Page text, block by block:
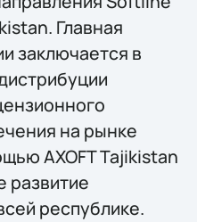
Главная
заключается в
на рынке
AXOFT Tajikistan
развитие
республике.